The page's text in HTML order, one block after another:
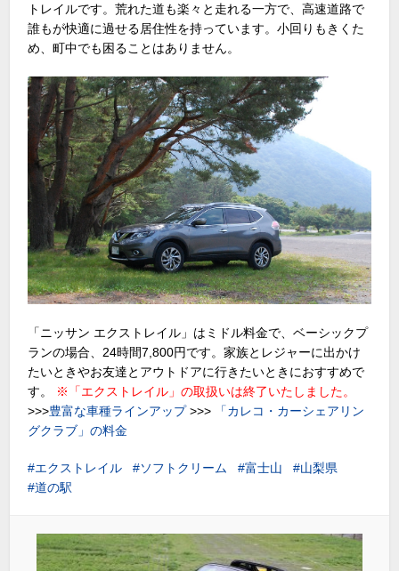
トレイルです。荒れた道も楽々と走れる一方で、高速道路で
誰もが快適に過せる居住性を持っています。小回りもきくた
め、町中でも困ることはありません。
「ニッサン エクストレイル」はミドル料金で、ベーシックプ
ランの場合、24時間7,800円です。家族とレジャーに出かけ
たいときやお友達とアウトドアに行きたいときにおすすめで
す。
※「エクストレイル」の取扱いは終了いたしました。
>>>豊富な車種ラインアップ>>>
「カレコ・カーシェアリン
グクラブ」の料金
エクストレイル ソフトクリーム 富士山
山梨県
道の駅